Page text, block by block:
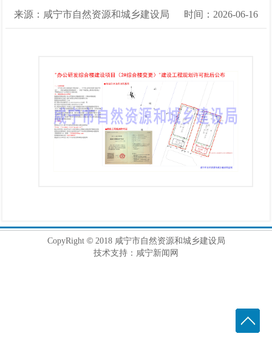
来源：咸宁市自然资源和城乡建设局 时间：2026-06-16
CopyRight ©2018 咸宁市自然资源和城乡建设局
技术支持：咸宁新闻网